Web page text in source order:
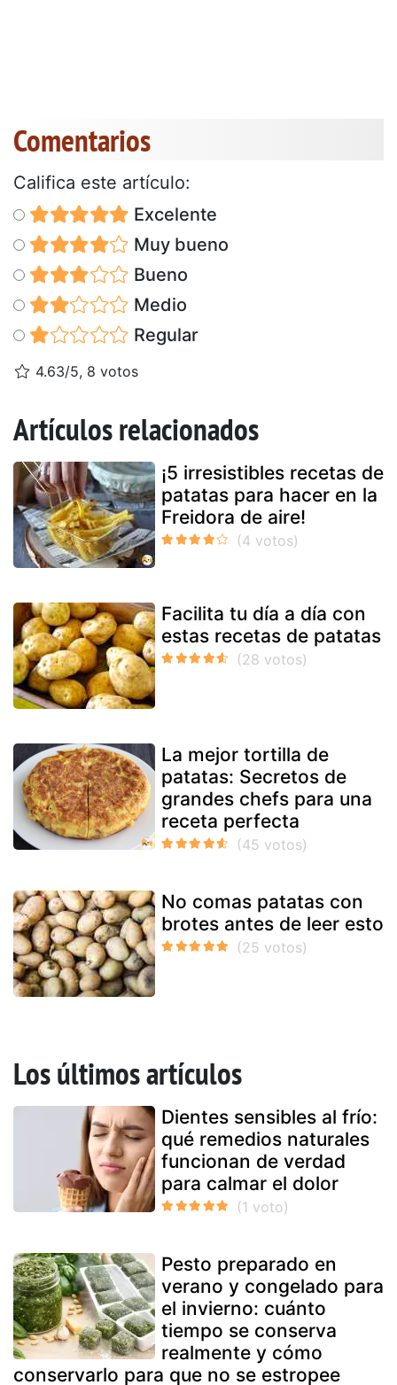
Comentarios
Califica este artículo:
Excelente
Muy bueno
Bueno
Medio
Regular
4.63/5, 8 votos
Artículos relacionados
¡5 irresistibles recetas de
patatas para hacer en la
Freidora de aire!
Facilita tu día a día con
estas recetas de patatas
La mejor tortilla de
patatas: Secretos de
grandes chefs para una
receta perfecta
No comas patatas con
brotes antes de leer esto
Los últimos artículos
Dientes sensibles al frío:
qué remedios naturales
funcionan de verdad
para calmar el dolor
Pesto preparado en
verano y congelado para
el invierno: cuánto
tiempo se conserva
realmente y cómo
conservarlo para que no se estropee